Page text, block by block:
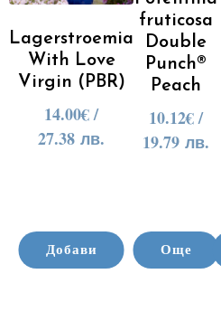
Lagerstroemia
With Love
Virgin (PBR)
14.00€/
27.38 лв.
Добави
fruticosa
Double
Punch®
Peach
10.12€/
19.79 лв.
Още